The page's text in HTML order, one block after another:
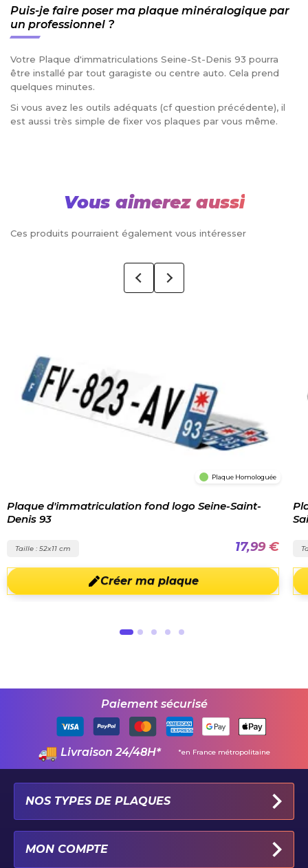
Puis-je faire poser ma plaque minéralogique par
un professionnel ?
Votre Plaque d'immatriculations Seine-St-Denis 93 pourra
être installé par tout garagiste ou centre auto. Cela prend
quelques minutes.
Si vous avez les outils adéquats (cf question précédente), il
est aussi très simple de fixer vos plaques par vous même.
Vous aimerez aussi
Ces produits pourraient également vous intéresser
Plaque Homologuée
Plaque d'immatriculation fond logo Seine-Saint-
Denis 93
Taille : 52x11 cm 17,99 €
Créer ma plaque
Paiement sécurisé
Livraison 24/48H* *en France métropolitaine
NOS TYPES DE PLAQUES
MON COMPTE